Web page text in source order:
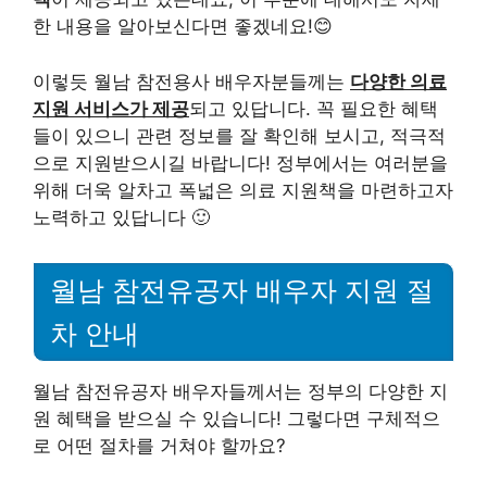
한 내용을 알아보신다면 좋겠네요!😊
이렇듯 월남 참전용사 배우자분들께는 다양한 의료
지원 서비스가 제공되고 있답니다. 꼭 필요한 혜택
들이 있으니 관련 정보를 잘 확인해 보시고, 적극적
으로 지원받으시길 바랍니다! 정부에서는 여러분을
위해 더욱 알차고 폭넓은 의료 지원책을 마련하고자
노력하고 있답니다 🙂
월남 참전유공자 배우자 지원 절
차 안내
월남 참전유공자 배우자들께서는 정부의 다양한 지
원 혜택을 받으실 수 있습니다! 그렇다면 구체적으
로 어떤 절차를 거쳐야 할까요?